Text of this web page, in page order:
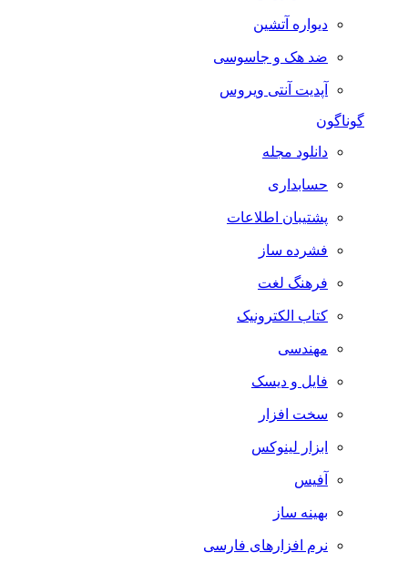
دیواره آتشین
ضد هک و جاسوسی
آپدیت آنتی ویروس
گوناگون
دانلود مجله
حسابداری
پشتیبان اطلاعات
فشرده ساز
فرهنگ لغت
کتاب الکترونیک
مهندسی
فایل و دیسک
سخت افزار
ابزار لینوکس
آفیس
بهینه ساز
نرم افزارهای فارسی